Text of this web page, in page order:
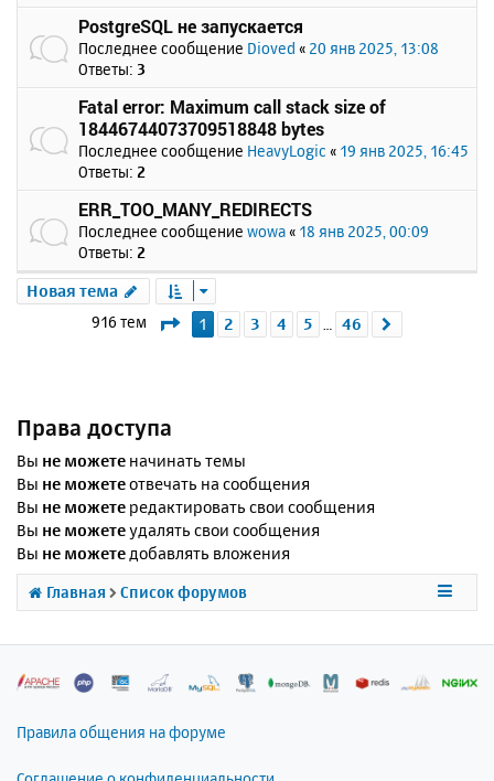
PostgreSQL не запускается
Последнее сообщение Dioved « 20 янв 2025, 13:08
Ответы: 3
Fatal error: Maximum call stack size of
18446744073709518848 bytes
Последнее сообщение HeavyLogic « 19 янв 2025, 16:45
Ответы: 2
ERR_TOO_MANY_REDIRECTS
Последнее сообщение wowa « 18 янв 2025, 00:09
Ответы: 2
Новая тема
916 тем Страница1 из 46
1 2 3 4 5 46
Права доступа
Вы не можете начинать темы
Вы не можетеотвечать на сообщения
Вы не можете редактировать свои сообщения
Вы не можетеудалять свои сообщения
Вы не можетедобавлять вложения
Главная Список форумов
Правила общения на форуме